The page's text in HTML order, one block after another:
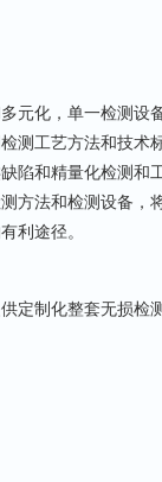
化，单一检测设
测工艺方法和技术
陷和精量化检测和
方法和检测设备，
利途径。
制化整套无损检